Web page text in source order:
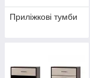
Приліжкові тумби